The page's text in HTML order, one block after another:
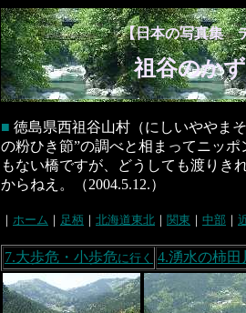
【日本の写真集
祖谷のか
■ 徳島県西祖谷山村（にしいややま
の粉ひき節”の調べと相まってニッ
もない橋ですが、どうしても渡りき
からねえ。（2004.5.12.）
｜ ホーム ｜ 足柄 ｜ 北海道東北 ｜ 関東 ｜ 中部 ｜
7.大歩危・小歩危に行く 4.湧水の柿田